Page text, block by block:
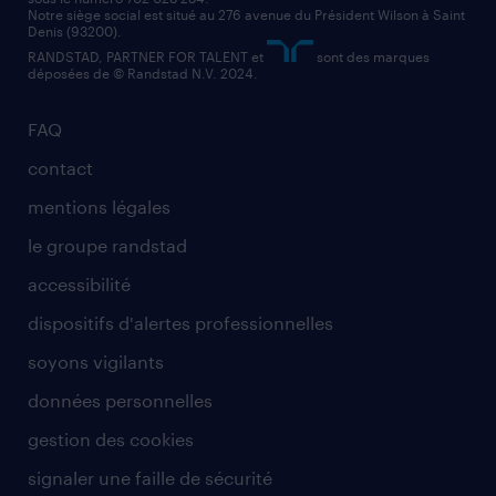
comptable
FAQ
contact
mentions légales
le groupe randstad
accessibilité
dispositifs d'alertes professionnelles
soyons vigilants
données personnelles
gestion des cookies
signaler une faille de sécurité
Notre siège social est situé au 276 avenue du Président Wilson à Saint
Denis (93200).
RANDSTAD, PARTNER FOR TALENT et
sont des marques
déposées de © Randstad N.V. 2024.